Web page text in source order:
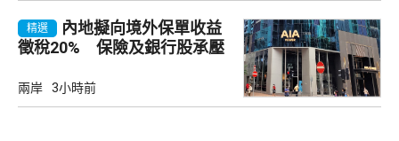
精選
內地擬向境外保單收益
徵稅20% 保險及銀行股承壓
兩岸 3小時前